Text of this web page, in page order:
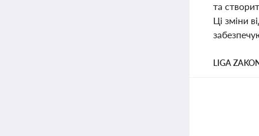
та
Ці зміни
LIGA